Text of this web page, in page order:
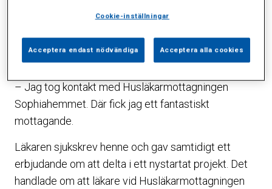
hamnade i en negativ spiral som snart blev ohållbar.
– Jag tog kontakt med Husläkarmottagningen
Sophiahemmet. Där fick jag ett fantastiskt
mottagande.
Läkaren sjukskrev henne och gav samtidigt ett
erbjudande om att delta i ett nystartat projekt. Det
handlade om att läkare vid Husläkarmottagningen
Cookie-inställningar
Acceptera endast nödvändiga Acceptera alla cookies